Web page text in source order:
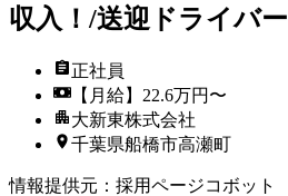
収入！/送迎ドライバー
正社員
【月給】22.6万円〜
大新東株式会社
千葉県船橋市高瀬町
情報提供元 ： 採用ページコボット